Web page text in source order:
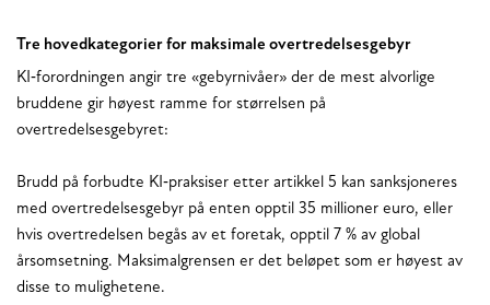
Tre hovedkategorier for maksimale overtredelsesgebyr
KI‑forordningen angir tre «gebyrnivåer» der de mest alvorlige
bruddene gir høyest ramme for størrelsen på
overtredelsesgebyret:
Brudd på forbudte KI‑praksiser etter artikkel 5 kan sanksjoneres
med overtredelsesgebyr på enten opptil 35 millioner euro, eller
hvis overtredelsen begås av et foretak, opptil 7 % av global
årsomsetning. Maksimalgrensen er det beløpet som er høyest av
disse to mulighetene.